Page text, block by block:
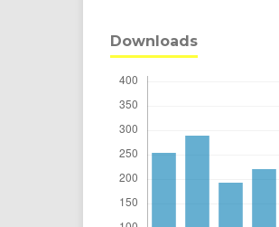
Downloads